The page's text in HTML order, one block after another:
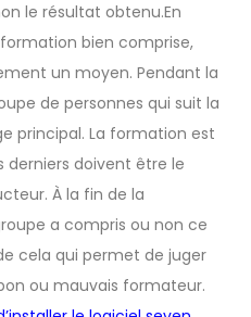
le résultat obtenu.En
bien comprise,
un moyen. Pendant la
de personnes qui suit la
principal. La formation est
doivent être le
À la fin de la
a compris ou non ce
cela qui permet de juger
ou mauvais formateur.